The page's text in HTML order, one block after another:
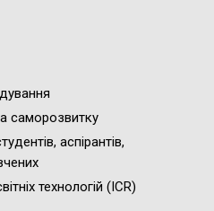
саморозвитку
аспірантів,
технологій (ICR)